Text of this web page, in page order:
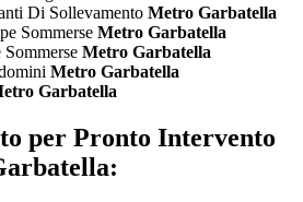
Di Sollevamento Metro Garbatella
Sommerse Metro Garbatella
Metro Garbatella
Metro Garbatella
Garbatella
per Pronto Intervento